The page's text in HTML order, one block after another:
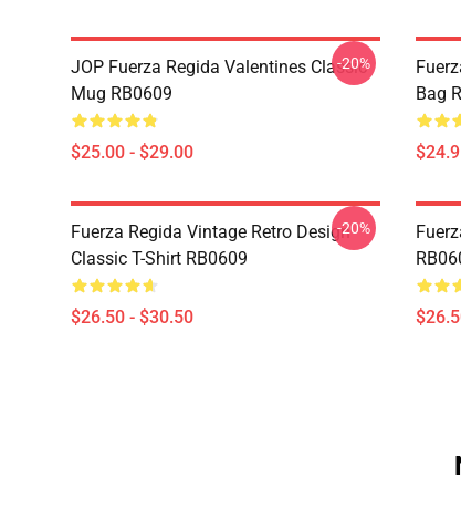
JOP Fuerza Regida Valentines Classic
Mug RB0609
$25.00 - $29.00
-20%
Bag
Fuerza Regida Vintage Retro Design
Classic T-Shirt RB0609
$26.50 - $30.50
-20%